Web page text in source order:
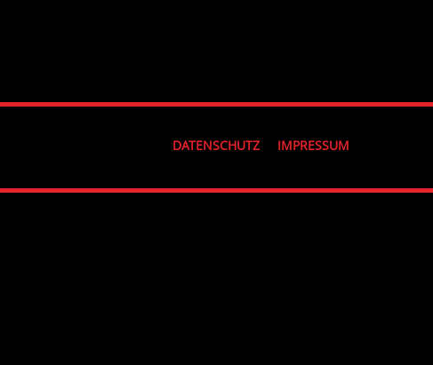
DATENSCHUTZ IMPRESSUM